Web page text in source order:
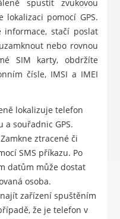
spustit zvukovou
pomocí GPS.
stačí poslat
nebo rovnou
SIM karty, obdržíte
čísle, IMSI a IMEI
lokalizuje telefon
a souřadnic GPS.
ztracené či
SMS příkazu. Po
datům může dostat
osoba.
zařízení spuštěním
že je telefon v